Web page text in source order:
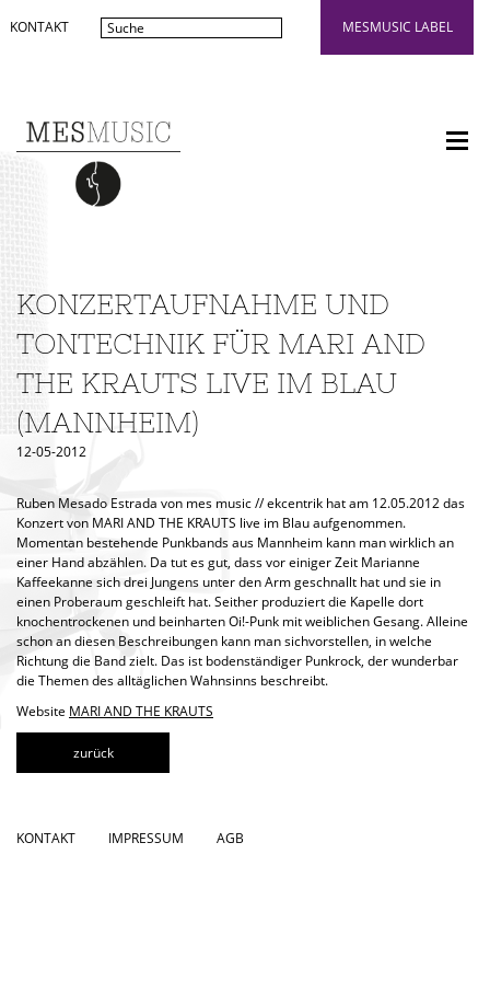
KONTAKT MESMUSIC LABEL
KONZERTAUFNAHME UND
TONTECHNIK FÜR MARI AND
THE KRAUTS LIVE IM BLAU
(MANNHEIM)
12-05-2012
Ruben Mesado Estrada von mes music // ekcentrik hat am 12.05.2012 das
Konzert von MARI AND THE KRAUTS live im Blau aufgenommen.
Momentan bestehende Punkbands aus Mannheim kann man wirklich an
einer Hand abzählen. Da tut es gut, dass vor einiger Zeit Marianne
Kaffeekanne sich drei Jungens unter den Arm geschnallt hat und sie in
einen Proberaum geschleift hat. Seither produziert die Kapelle dort
knochentrockenen und beinharten Oi!-Punk mit weiblichen Gesang. Alleine
schon an diesen Beschreibungen kann man sichvorstellen, in welche
Richtung die Band zielt. Das ist bodenständiger Punkrock, der wunderbar
die Themen des alltäglichen Wahnsinns beschreibt.
Website MARI AND THE KRAUTS
zurück
KONTAKT IMPRESSUM AGB